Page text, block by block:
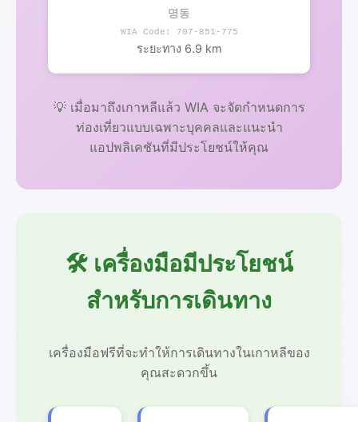
명동
WIA Code: 707-851-775
ระยะทาง 6.9 km
💡 เมื่อมาถึงเกาหลีแล้ว WIA จะจัดกำหนดการ
ท่องเที่ยวแบบเฉพาะบุคคลและแนะนำ
แอปพลิเคชันที่มีประโยชน์ให้คุณ
🛠️ เครื่องมือมีประโยชน์
สำหรับการเดินทาง
เครื่องมือฟรีที่จะทำให้การเดินทางในเกาหลีของ
คุณสะดวกขึ้น